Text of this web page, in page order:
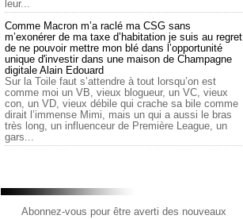
leur...
Comme Macron m’a raclé ma CSG sans
m’exonérer de ma taxe d’habitation je suis au regret
de ne pouvoir mettre mon blé dans l’opportunité
unique d'investir dans une maison de Champagne
digitale Alain Edouard
Sur la Toile faut s’attendre à tout lorsqu’on est
comme moi un VB, vieux blogueur, un VC, vieux
con, un VD, vieux débile qui crache sa bile comme
dirait l’immense Mimi, mais un qui a aussi le bras
très long, un influenceur de Première League, un
gars...
Abonnez-vous pour être averti des nouveaux